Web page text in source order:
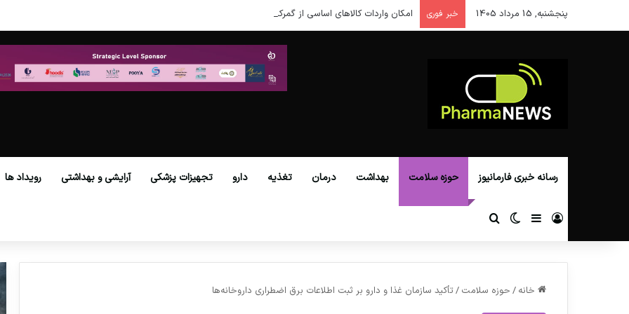
پنجشنبه, 15 مرداد 1405 خبر فوری امکان واردات کالاهای اساسی از گمرکات همه استان‌ها فراهم شد.
رسانه خبری فارمانیوز حوزه سلامت بهداشت درمان تغذیه دارو تجهیزات پزشکی آرایشی و بهداشتی رویداد ها
ورود سایدبارتغییر پوسته
خانه / حوزه سلامت / تأکید سازمان غذا و دارو بر ثبت اطلاعات برق اضطراری داروخانه‌ها